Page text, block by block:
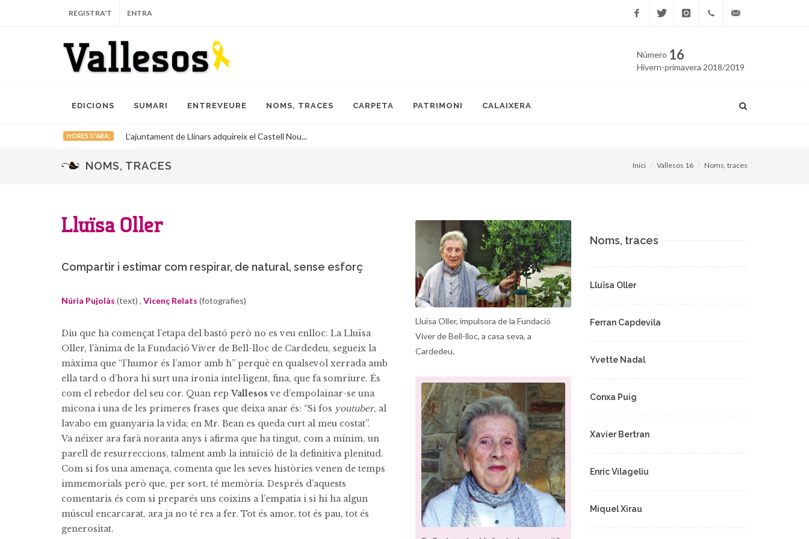
REGISTRA'T ENTRA
40 40
Número 16
Hivern-primavera 2018/2019
EDICIONS SUMARI ENTREVEURE NOMS, TRACES CARPETA PATRIMONI CALAIXERA
HORES D'ARA: L’ajuntament de Llinars adquireix el Castell Nou...
NOMS, TRACES Inici Vallesos 16 Noms, traces
Lluïsa Oller
Compartir i estimar com respirar, de natural, sense esforç
Núria Pujolàs (text) , Vicenç Relats (fotografies)
Diu que ha començat l’etapa del bastó però no es veu enlloc. La Lluïsa
Oller, l’ànima de la Fundació Viver de Bell-lloc de Cardedeu, segueix la
màxima que “l’humor és l’amor amb h” perquè en qualsevol xerrada amb
ella tard o d’hora hi surt una ironia intel·ligent, fina, que fa somriure. És
com el rebedor del seu cor. Quan repVallesos ve d’empolainar-se una
micona i una de les primeres frases que deixa anar és: “Si fos youtuber, al
lavabo em guanyaria la vida; en Mr. Bean es queda curt al meu costat”.
Va néixer ara farà noranta anys i afirma que ha tingut, com a mínim, un
parell de resurreccions, talment amb la intuïció de la definitiva plenitud.
Com si fos una amenaça, comenta que les seves històries venen de temps
immemorials però que, per sort, té memòria. Després d’aquests
comentaris és com si preparés uns coixins a l’empatia i si hi ha algun
múscul encarcarat, ara ja no té res a fer. Tot és amor, tot és pau, tot és
generositat.
Lluïsa Oller, impulsora de la Fundació
Viver de Bell-lloc, a casa seva, a
Cardedeu.
Noms, traces
Lluïsa Oller
Ferran Capdevila
Yvette Nadal
Conxa Puig
Xavier Bertran
Enric Vilageliu
Miquel Xirau